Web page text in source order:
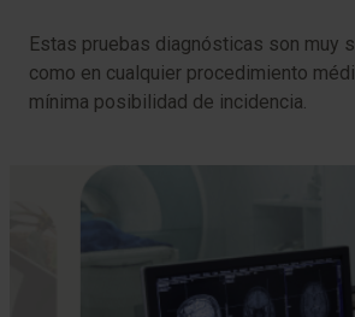
Estas pruebas diagnósticas son muy
como en cualquier procedimiento
mínima posibilidad de incidencia.